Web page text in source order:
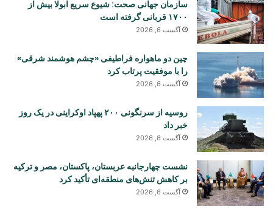
سازمان جهانی صحت: شیوع سریع ابولا بیش از
۱۷۰۰ قربانی گرفته است
آگست 6, 2026
چین دو ماهواره فراطیفی «چشم هوشمند شرقی»
را با موفقیت پرتاب کرد
آگست 6, 2026
روسیه از سرنگونی ۲۰۰ پهپاد اوکراینی در یک روز
خبر داد
آگست 6, 2026
نشست چهارجانبه عربستان، پاکستان، مصر و ترکیه
بر کاهش تنش‌های منطقه‌ای تأکید کرد
آگست 6, 2026